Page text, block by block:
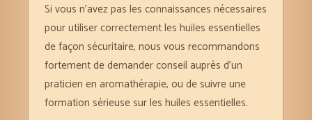
Si vous n’avez pas les connaissances nécessaires
pour utiliser correctement les huiles essentielles
de façon sécuritaire, nous vous recommandons
fortement de demander conseil auprès d’un
praticien en aromathérapie, ou de suivre une
formation sérieuse sur les huiles essentielles.